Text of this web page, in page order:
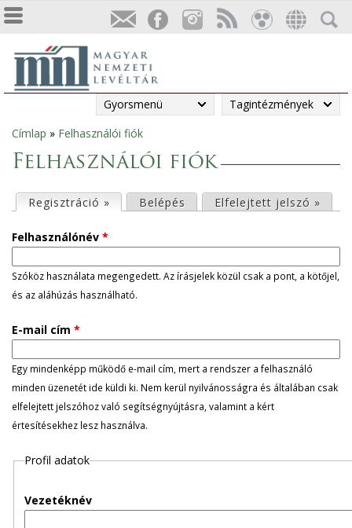
Gyorsmenü Tagintézmények
Jelenlegi
hely
Címlap » Felhasználói fiók
Felhasználói fiók
l
s
ő
d
l
e
g
e
Regisztráció » (aktív fül)
Belépés Elfelejtett jelszó »
Felhasználónév *
Szóköz használata megengedett. Az írásjelek közül csak a pont, a kötőjel,
és az aláhúzás használható.
E-mail cím *
Egy mindenképp működő e-mail cím, mert a rendszer a felhasználó
minden üzenetét ide küldi ki. Nem kerül nyilvánosságra és általában csak
elfelejtett jelszóhoz való segítségnyújtásra, valamint a kért
értesítésekhez lesz használva.
Profil adatok
Vezetéknév